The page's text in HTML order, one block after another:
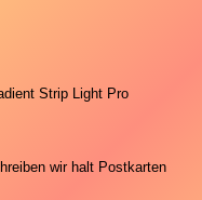
Strip Light Pro
wir halt Postkarten